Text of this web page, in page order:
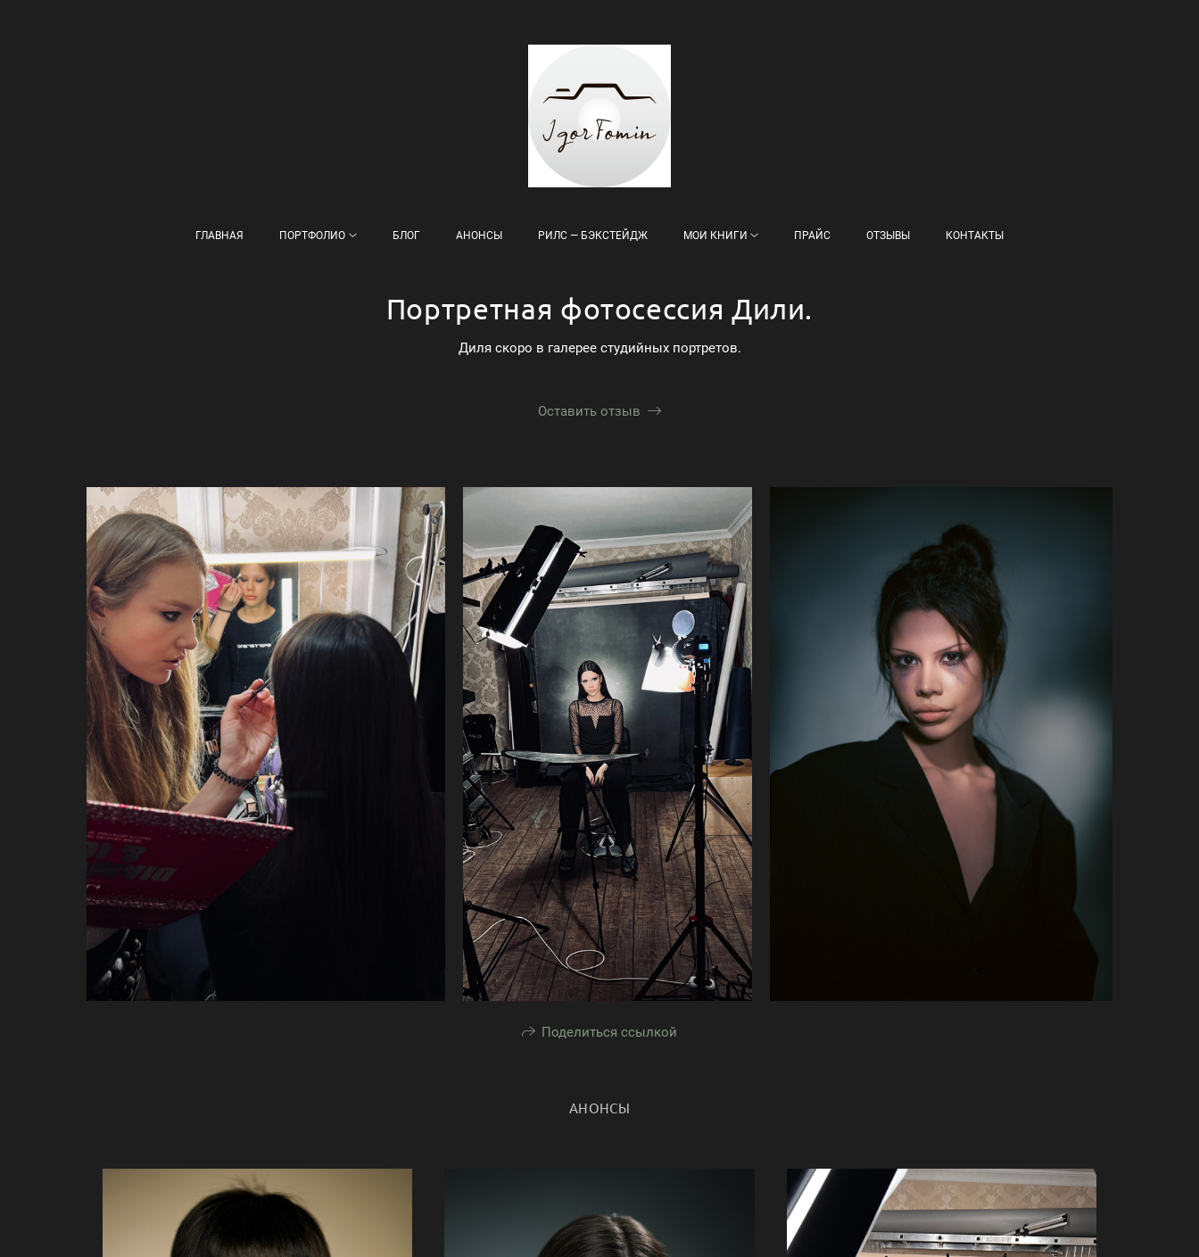
ГЛАВНАЯ ПОРТФОЛИО БЛОГ АНОНСЫ РИЛС — БЭКСТЕЙДЖ МОИ КНИГИ ПРАЙС ОТЗЫВЫ КОНТАКТЫ
Портретная фотосессия Дили.
Диля скоро в галерее студийных портретов.
Оставить отзыв
Поделиться ссылкой
АНОНСЫ